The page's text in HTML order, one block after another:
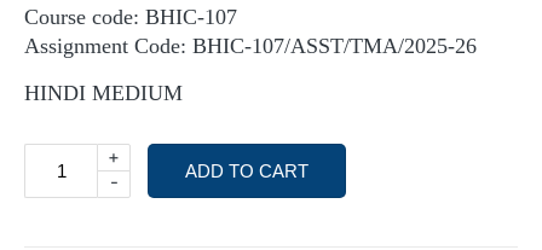
Course code: BHIC-107
Assignment Code: BHIC-107/ASST/TMA/2025-26
HINDI MEDIUM
-
+
ADD TO CART